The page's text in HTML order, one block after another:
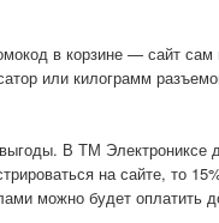
в корзине — сайт сам
или килограмм
В ТМ Электрониксе
на сайте, то
можно будет оплатить